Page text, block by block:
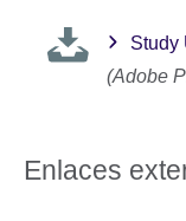
Study
(Adobe
Enlaces